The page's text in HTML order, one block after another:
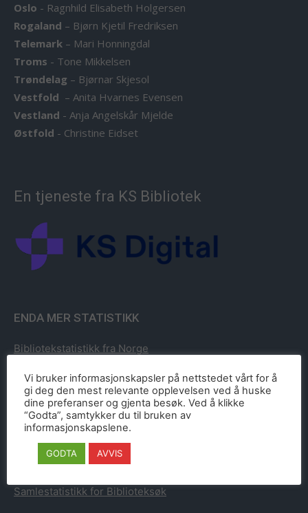
Oslo - Ragnhild Elisabeth Holgersen
Rogaland – Bjørn Kjetil Fredriksen
Telemark – Mari Honningdal
Troms - Tone Mikkelsen
Trøndelag – Bjørnar Skjesol
Vestfold – Anita Hvarnes Evensen
Vestland - Anja Angelskår Mjelde
Østfold - Christine Eidset
En tjeneste fra KS Bibliotek
ENDA MER STATISTIKK
Bibliotekstatistikk fra Norge
Bibliotekstatistikk fra Sverige
Bibliotekstatistikk fra Danmark
Bibliotekstatistikk fra Finland
Samlestatistikk for Biblioteksøk
Vi bruker informasjonskapsler på nettstedet vårt for å
gi deg den mest relevante opplevelsen ved å huske
dine preferanser og gjenta besøk. Ved å klikke
“Godta”, samtykker du til bruken av
informasjonskapslene.
GODTA AVVIS